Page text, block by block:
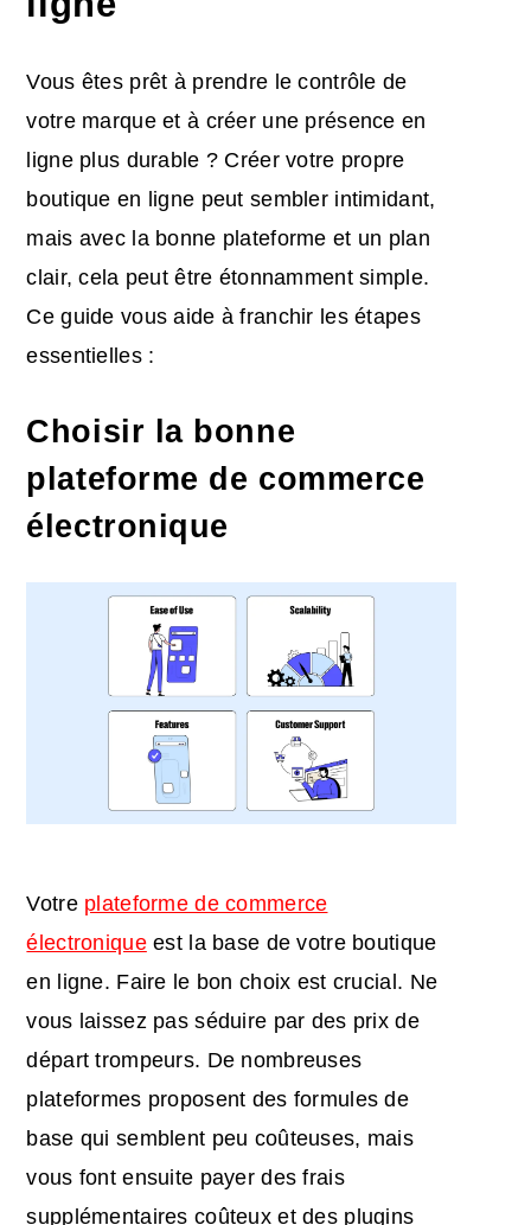
Vous êtes prêt à prendre le contrôle de
votre marque et à créer une présence en
ligne plus durable ? Créer votre propre
boutique en ligne peut sembler intimidant,
mais avec la bonne plateforme et un plan
clair, cela peut être étonnamment simple.
Ce guide vous aide à franchir les étapes
essentielles :
Choisir la bonne
plateforme de commerce
électronique
Votre plateforme de commerce
électroniqueest la base de votre boutique
en ligne. Faire le bon choix est crucial. Ne
vous laissez pas séduire par des prix de
départ trompeurs. De nombreuses
plateformes proposent des formules de
base qui semblent peu coûteuses, mais
vous font ensuite payer des frais
supplémentaires coûteux et des plugins